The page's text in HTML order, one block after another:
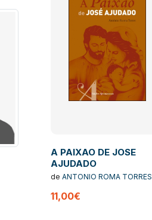
A PAIXAO DE JOSE
AJUDADO
de ANTONIO ROMA TORRES
11,00€